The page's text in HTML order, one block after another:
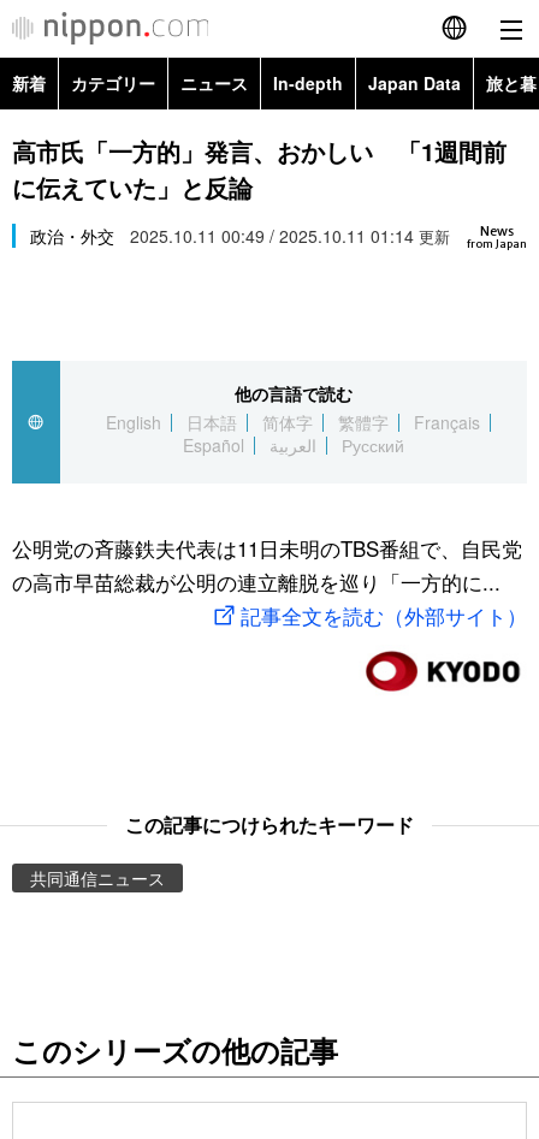
English
简体字
Русский
カテゴリー
経済・ビジネス
国際
文化
トップ
アーカイブ
In-depth
Japan Data
動画/Live
お知らせ
新着 カテゴリー ニュース In-depth Japan Data 旅と
政治・外交
経済・ビジネス
スポーツ・東京2020
Topics
高市氏「一方的」発言、おかしい 「1週間前
に伝えていた」と反論
News
from Japan
政治・外交 2025.10.11 00:49 / 2025.10.11 01:14 更新
他の言語で読む
English
日本語 简体字 繁體字
Français
Español
العربية Русский
公明党の斉藤鉄夫代表は11日未明のTBS番組で、自民党
の高市早苗総裁が公明の連立離脱を巡り「一方的に...
記事全文を読む（外部サイト）
この記事につけられたキーワード
共同通信ニュース
このシリーズの他の記事